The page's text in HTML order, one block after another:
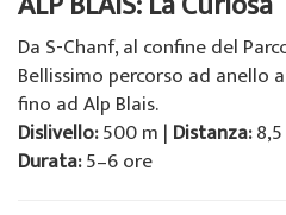
Da S-Chanf, al confine del
Bellissimo percorso ad anello
fino ad Alp Blais.
Dislivello:500 m | Distanza:8,5
Durata:5–6 ore